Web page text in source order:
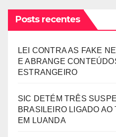
Posts recentes
LEI CONTRA AS FAKE
E ABRANGE
ESTRANGEIRO
SIC DETÉM TRÊS
BRASILEIRO LIGADO
EM LUANDA